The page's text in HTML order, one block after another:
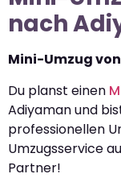
nach
Mini-Umzug
Du planst einen
Adiyaman und
professionellen
Umzugsservice
Partner!